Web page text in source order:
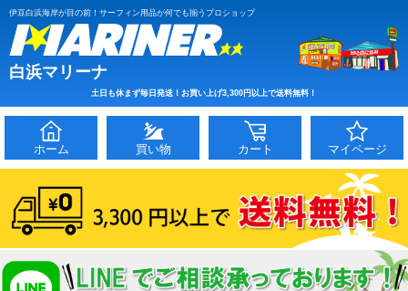
伊豆白浜海岸が目の前！サーフィン用品が何でも揃うプロショップ
白浜マリーナ
土日も休まず毎日発送！お買い上げ3,300円以上で送料無料！
ホーム 買い物 カート マイページ